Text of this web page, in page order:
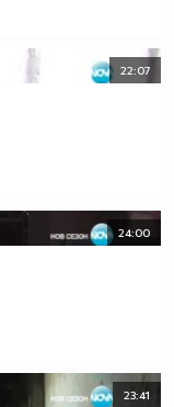
22:07
24:00
23:41